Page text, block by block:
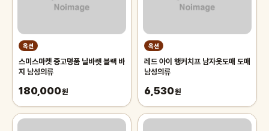
옥션
스미스마켓 중고명품 닐바렛 블랙 바
지 남성의류
180,000원
옥션
레드 아이 행커치프 남자옷도매 도매
남성의류
6,530원